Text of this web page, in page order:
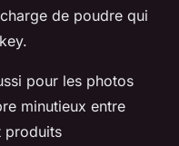
de poudre qui
pour les photos
minutieux entre
produits